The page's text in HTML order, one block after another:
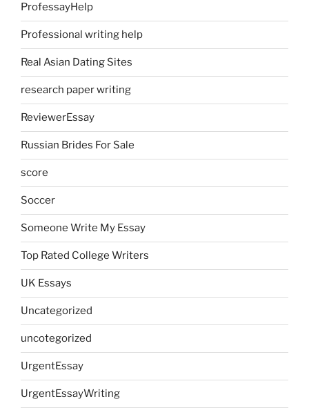
ProfessayHelp
Professional writing help
Real Asian Dating Sites
research paper writing
ReviewerEssay
Russian Brides For Sale
score
Soccer
Someone Write My Essay
Top Rated College Writers
UK Essays
Uncategorized
uncotegorized
UrgentEssay
UrgentEssayWriting